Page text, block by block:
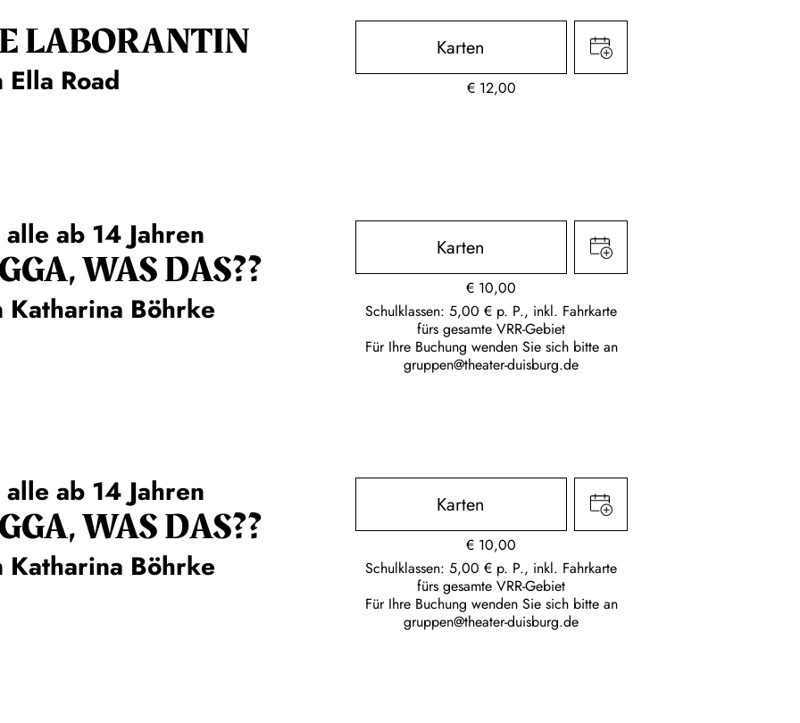
LA­BO­RAN­TIN
Ella Road
Karten
€ 12,00
ab 14 Jahren
WAS DAS??
Katharina Böhrke
Karten
€ 10,00
Schulklassen: 5,00 € p. P., inkl. Fahrkarte
fürs gesamte VRR-Gebiet
Für Ihre Buchung wenden Sie sich bitte an
gruppen@theater-duisburg.de
ab 14 Jahren
WAS DAS??
Katharina Böhrke
Karten
€ 10,00
Schulklassen: 5,00 € p. P., inkl. Fahrkarte
fürs gesamte VRR-Gebiet
Für Ihre Buchung wenden Sie sich bitte an
gruppen@theater-duisburg.de